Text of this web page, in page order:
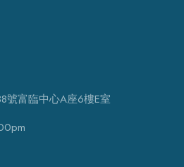
號富臨中心A座6樓E室